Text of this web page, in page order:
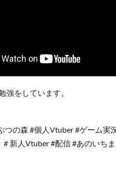
強をしています。
つの森 #個人Vtuber #ゲーム実
＃新人Vtuber #配信 #あのいち